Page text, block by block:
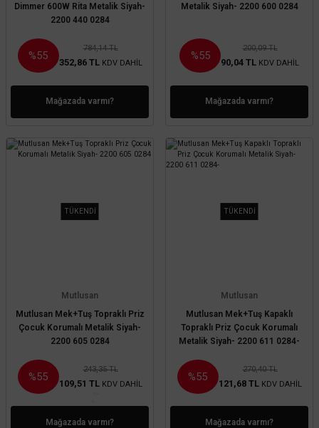
Dimmer 600W Rita Metalik Siyah-
2200 440 0284
%55
784,14 TL
352,86 TL KDV DAHİL
Mağazada varmı?
Metalik Siyah- 2200 600 0284
%55
200,09 TL
90,04 TL KDV DAHİL
Mağazada varmı?
TÜKENDİ
Mutlusan
Mutlusan Mek+Tuş Topraklı Priz
Çocuk Korumalı Metalik Siyah-
2200 605 0284
%55
243,35 TL
109,51 TL KDV DAHİL
Mağazada varmı?
TÜKENDİ
Mutlusan
Mutlusan Mek+Tuş Kapaklı
Topraklı Priz Çocuk Korumalı
Metalik Siyah- 2200 611 0284-
%55
270,40 TL
121,68 TL KDV DAHİL
Mağazada varmı?